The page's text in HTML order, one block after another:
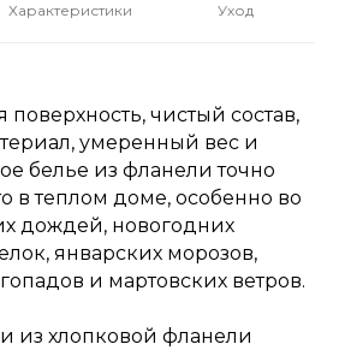
Характеристики Уход
поверхность, чистый состав,
умеренный вес и
белье из фланели точно
в теплом доме, особенно во
дождей, новогодних
январских морозов,
и мартовских ветров.
из хлопковой фланели